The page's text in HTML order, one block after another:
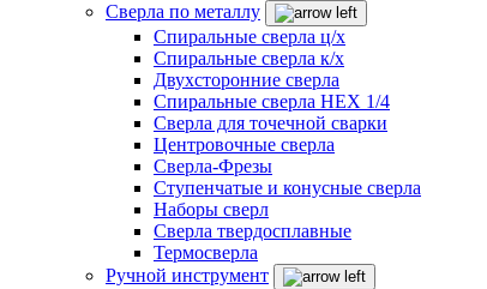
Сверла по металлу
Спиральные сверла ц/х
Спиральные сверла к/х
Двухсторонние сверла
Спиральные сверла HEX 1/4
Сверла для точечной сварки
Центровочные сверла
Сверла-Фрезы
Ступенчатые и конусные сверла
Наборы сверл
Сверла твердосплавные
Термосверла
Ручной инструмент